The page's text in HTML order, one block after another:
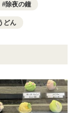
除夜の鐘
どん